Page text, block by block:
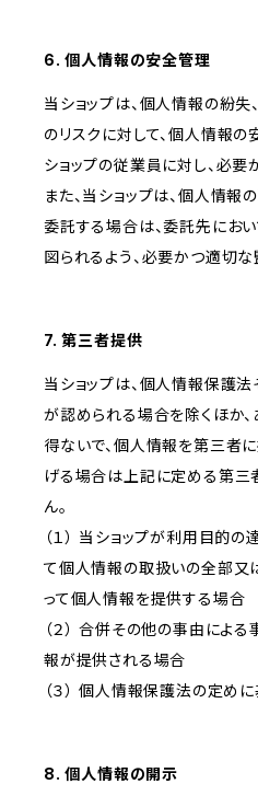
6. 個人情報の安全管理
当ショップは、個人情報の紛
のリスクに対して、個人情報の
ショップの従業員に対し、必要
また、当ショップは、個人情
委託する場合は、委託先にお
図られるよう、必要かつ適切な
7. 第三者提供
当ショップは、個人情報保護
が認められる場合を除くほか
得ないで、個人情報を第三者に
げる場合は上記に定める第三
ん。
（１） 当ショップが利用目的
て個人情報の取扱いの全部又
って個人情報を提供する場合
（２） 合併その他の事由によ
報が提供される場合
（３） 個人情報保護法の定め
8. 個人情報の開示